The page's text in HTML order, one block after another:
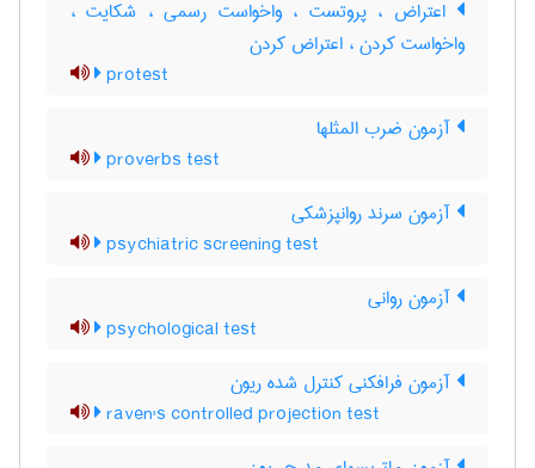
اعتراض ، پروتست ، واخواست رسمی ، شکایت ،
واخواست کردن ، اعتراض کردن
protest
آزمون ضرب المثلها
proverbs test
آزمون سرند روانپزشکی
psychiatric screening test
آزمون روانی
psychological test
آزمون فرافکنی کنترل شده ریون
raven's controlled projection test